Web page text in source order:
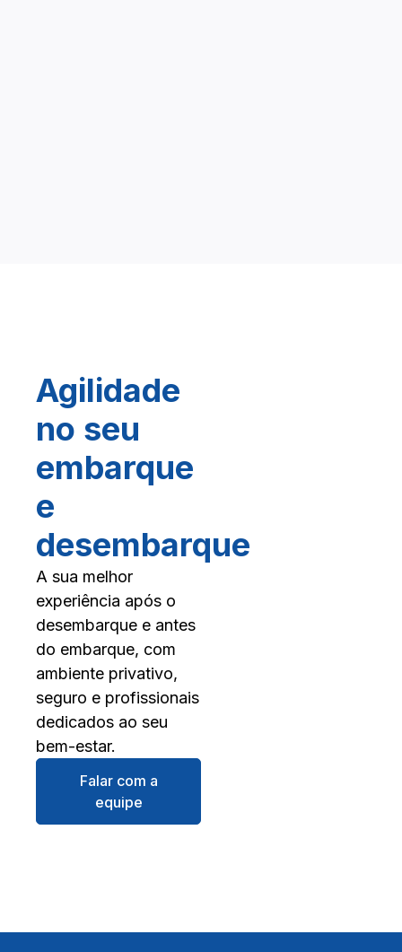
Agilidade
no seu
embarque
e
desembarque
A sua melhor
experiência após o
desembarque e antes
do embarque, com
ambiente privativo,
seguro e profissionais
dedicados ao seu
bem-estar.
Falar com a
equipe